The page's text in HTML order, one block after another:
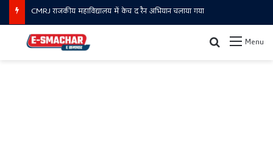
CMRJ राजकीय महाविद्यालय में केच द रैन अभियान चलाया गया
Menu
Search for